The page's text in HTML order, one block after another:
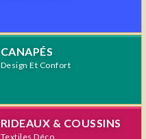
CANAPÉS
Design Et Confort
RIDEAUX & COUSSINS
Textiles Déco